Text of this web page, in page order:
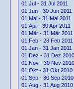
01.Jul - 31 Jul 2011
01.Jun - 30 Jun 2011
01.Mai - 31 Mai 2011
01.Apr - 30 Apr 2011
01.Mär - 31 Mär 2011
01.Feb - 28 Feb 2011
01.Jan - 31 Jan 2011
01.Dez - 31 Dez 2010
01.Nov - 30 Nov 2010
01.Okt - 31 Okt 2010
01.Sep - 30 Sep 2010
01.Aug - 31 Aug 2010